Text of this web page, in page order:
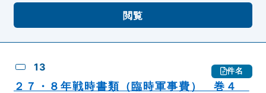
閲覧
13 件名
２７・８年戦時書類（臨時軍事費） 巻４